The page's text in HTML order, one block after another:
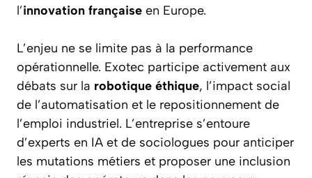
l’innovation française en Europe.
L’enjeu ne se limite pas à la performance
opérationnelle. Exotec participe activement aux
débats sur la robotique éthique, l’impact social
de l’automatisation et le repositionnement de
l’emploi industriel. L’entreprise s’entoure
d’experts en IA et de sociologues pour anticiper
les mutations métiers et proposer une inclusion